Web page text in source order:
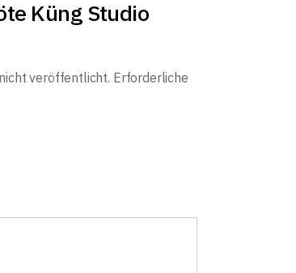
Küng Studio
veröffentlicht. Erforderliche